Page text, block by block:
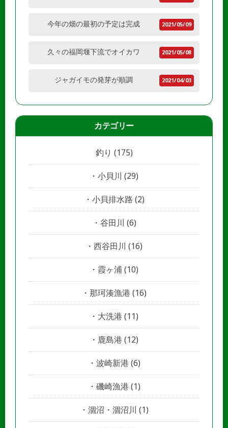
今年の畑の最初の予定は完成 2021/05/09
久々の福岡堰下流でオイカワ 2021/05/08
ジャガイモの発芽が順調 2021/04/03
カテゴリー
釣り (175)
小貝川 (29)
小貝排水路 (2)
谷田川 (6)
西谷田川 (16)
霞ヶ浦 (10)
那珂湊漁港 (16)
大洗港 (11)
鹿島港 (12)
波崎新港 (6)
磯崎漁港 (1)
涸沼・涸沼川 (1)